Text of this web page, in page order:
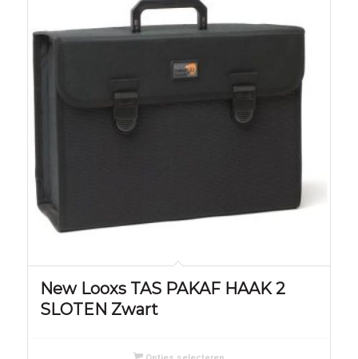
New Looxs TAS PAKAF HAAK 2
SLOTEN Zwart